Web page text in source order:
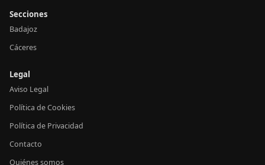
Secciones
Badajoz
Cáceres
Legal
Aviso Legal
Política de Cookies
Política de Privacidad
Contacto
Quiénes somos